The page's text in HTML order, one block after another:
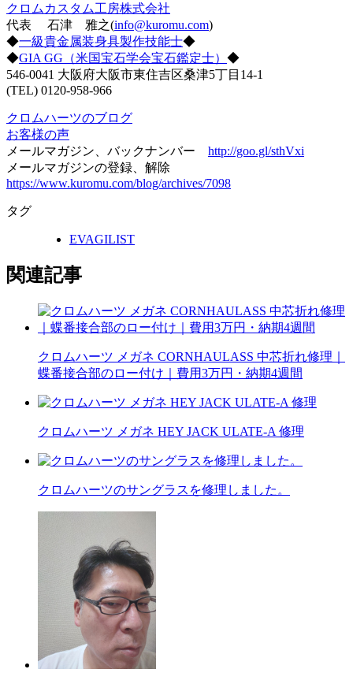
クロムカスタム工房株式会社
代表 石津 雅之(info@kuromu.com)
◆一級貴金属装身具製作技能士◆
◆GIA GG（米国宝石学会宝石鑑定士） ◆
546-0041 大阪府大阪市東住吉区桑津5丁目14-1
(TEL) 0120-958-966
クロムハーツのブログ
お客様の声
メールマガジン、バックナンバー http://goo.gl/sthVxi
メールマガジンの登録、解除
https://www.kuromu.com/blog/archives/7098
タグ
EVAGILIST
関連記事
クロムハーツ メガネ CORNHAULASS 中芯折れ修理｜
蝶番接合部のロー付け｜費用3万円・納期4週間
クロムハーツ メガネ HEY JACK ULATE-A 修理
クロムハーツのサングラスを修理しました。